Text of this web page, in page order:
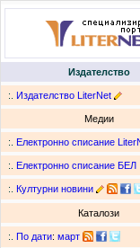
Издателство
:. Издателство LiterNet
Медии
:. Електронно списание
:. Електронно списание БЕЛ
:. Културни новини
Каталози
:. По дати: март